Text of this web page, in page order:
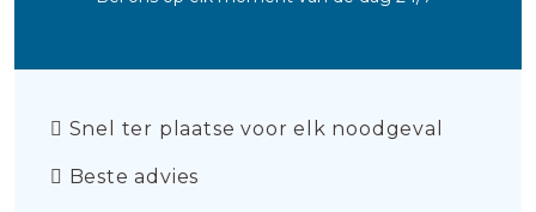
Snel ter plaatse voor elk noodgeval
Beste advies